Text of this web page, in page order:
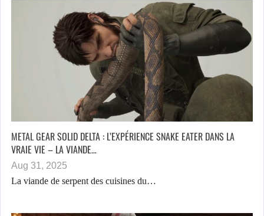
METAL GEAR SOLID DELTA : L’EXPÉRIENCE SNAKE EATER DANS LA
VRAIE VIE – LA VIANDE…
Aug 31, 2025
La viande de serpent des cuisines du…